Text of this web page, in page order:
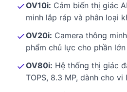
OV10i: Cảm biến thị giác
minh lắp ráp và phân loại
OV20i: Camera thông
phẩm chủ lực cho phần
OV80i: Hệ thống thị giác
TOPS, 8.3 MP, dành cho